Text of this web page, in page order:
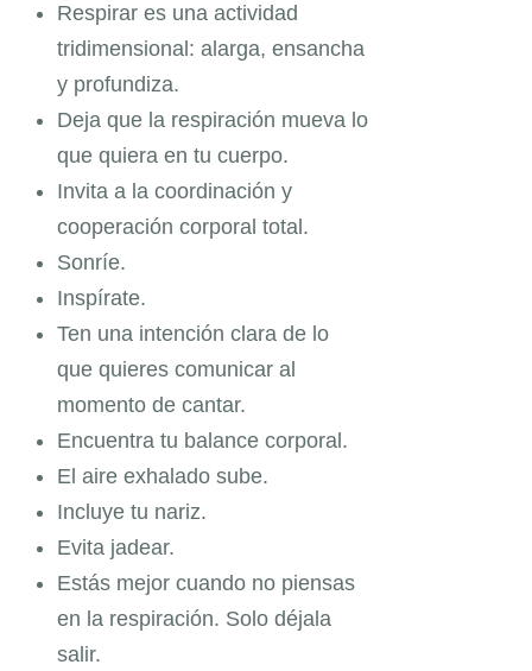
Respirar es una actividad
tridimensional: alarga, ensancha
y profundiza.
Deja que la respiración mueva lo
que quiera en tu cuerpo.
Invita a la coordinación y
cooperación corporal total.
Sonríe.
Inspírate.
Ten una intención clara de lo
que quieres comunicar al
momento de cantar.
Encuentra tu balance corporal.
El aire exhalado sube.
Incluye tu nariz.
Evita jadear.
Estás mejor cuando no piensas
en la respiración. Solo déjala
salir.